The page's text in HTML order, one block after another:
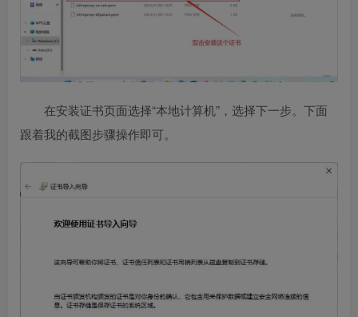
在安装证书页面选择“本地计算机”，选择下一步。下面
跟着我的截图步骤操作即可。